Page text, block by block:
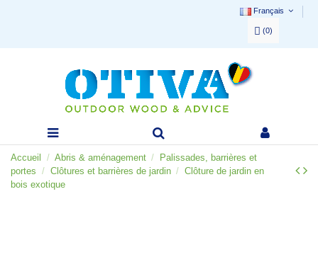
Français
(0)
Accueil Abris & aménagement
Palissades, barrières et
portes
Clôtures et barrières de jardin
Clôture de jardin en
bois exotique